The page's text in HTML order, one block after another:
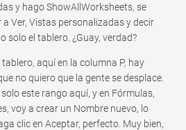
y hago ShowAllWorksheets, se
Ver, Vistas personalizadas y decir
solo el tablero. ¿Guay, verdad?
aquí en la columna P, hay
no quiero que la gente se desplace.
este rango aquí, y en Fórmulas,
voy a crear un Nombre nuevo, lo
clic en Aceptar, perfecto. Muy bien,